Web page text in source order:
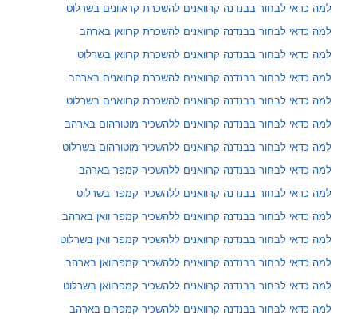
למה כדאי לבחור בבנדנה קרוואנים להשכרת קראוונים בשרלוט
למה כדאי לבחור בבנדנה קרוואנים להשכרת קרוואן בארהב
למה כדאי לבחור בבנדנה קרוואנים להשכרת קרוואן בשרלוט
למה כדאי לבחור בבנדנה קרוואנים להשכרת קרוואנים בארהב
למה כדאי לבחור בבנדנה קרוואנים להשכרת קרוואנים בשרלוט
למה כדאי לבחור בבנדנה קרוואנים ללהשכיר מוטורהום בארהב
למה כדאי לבחור בבנדנה קרוואנים ללהשכיר מוטורהום בשרלוט
למה כדאי לבחור בבנדנה קרוואנים ללהשכיר קמפר בארהב
למה כדאי לבחור בבנדנה קרוואנים ללהשכיר קמפר בשרלוט
למה כדאי לבחור בבנדנה קרוואנים ללהשכיר קמפר וואן בארהב
למה כדאי לבחור בבנדנה קרוואנים ללהשכיר קמפר וואן בשרלוט
למה כדאי לבחור בבנדנה קרוואנים ללהשכיר קמפרוואן בארהב
למה כדאי לבחור בבנדנה קרוואנים ללהשכיר קמפרוואן בשרלוט
למה כדאי לבחור בבנדנה קרוואנים ללהשכיר קמפרים בארהב